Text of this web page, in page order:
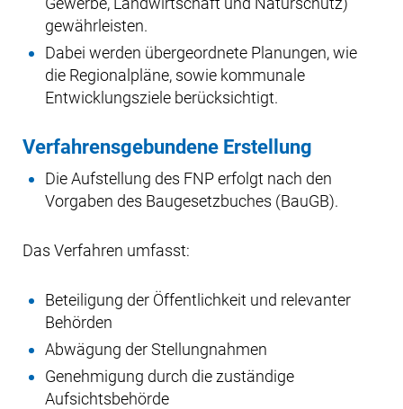
gewährleisten.
Dabei werden übergeordnete Planungen, wie
die Regionalpläne, sowie kommunale
Entwicklungsziele berücksichtigt.
Verfahrensgebundene Erstellung
Die Aufstellung des FNP erfolgt nach den
Vorgaben des Baugesetzbuches (BauGB).
Das Verfahren umfasst:
Beteiligung der Öffentlichkeit und relevanter
Behörden
Abwägung der Stellungnahmen
Genehmigung durch die zuständige
Aufsichtsbehörde